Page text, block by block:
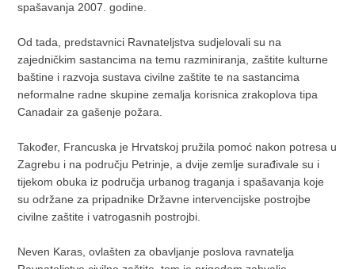
spašavanja 2007. godine.
Od tada, predstavnici Ravnateljstva sudjelovali su na
zajedničkim sastancima na temu razminiranja, zaštite kulturne
baštine i razvoja sustava civilne zaštite te na sastancima
neformalne radne skupine zemalja korisnica zrakoplova tipa
Canadair za gašenje požara.
Također, Francuska je Hrvatskoj pružila pomoć nakon potresa u
Zagrebu i na području Petrinje, a dvije zemlje surađivale su i
tijekom obuka iz područja urbanog traganja i spašavanja koje
su održane za pripadnike Državne intervencijske postrojbe
civilne zaštite i vatrogasnih postrojbi.
Neven Karas, ovlašten za obavljanje poslova ravnatelja